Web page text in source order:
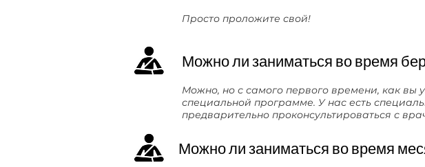
Просто проложите свой!
Можно ли заниматься во время
Можно, но с самого первого времени, как вы
специальной программе. У нас есть
предварительно проконсультироваться с
Можно ли заниматься во время